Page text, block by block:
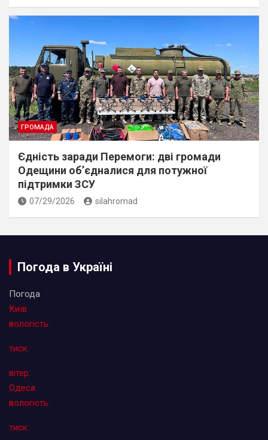
ГРОМАДА
Єдність заради Перемоги: дві громади
Одещини об’єдналися для потужної
підтримки ЗСУ
07/29/2026 silahromad
Погода в Україні
Погода
Київ
вологість:
тиск:
вітер:
Одеса
вологість:
тиск: